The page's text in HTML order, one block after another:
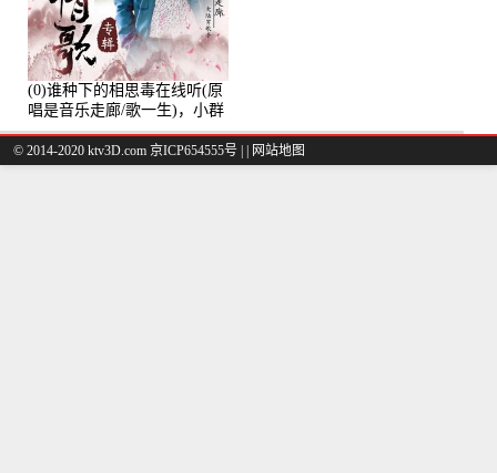
(0)谁种下的相思毒在线听(原
唱是音乐走廊/歌一生)，小群
演唱点播:8975次
© 2014-2020 ktv3D.com 京ICP654555号 | 网站地图